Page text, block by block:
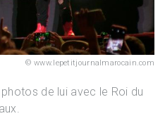
www.lepetitjournalmarocain.com
de lui avec le Roi du